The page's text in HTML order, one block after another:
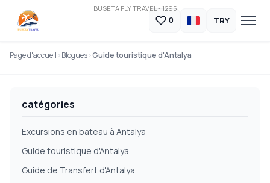
BUSETA FLY TRAVEL - 1295
0 TRY
Page d'accueil Blogues Guide touristique d'Antalya
catégories
Excursions en bateau à Antalya
Guide touristique d'Antalya
Guide de Transfert d'Antalya